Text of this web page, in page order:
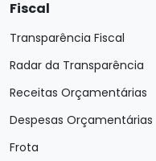
Fiscal
Transparência Fiscal
Radar da Transparência
Receitas Orçamentárias
Despesas Orçamentárias
Frota